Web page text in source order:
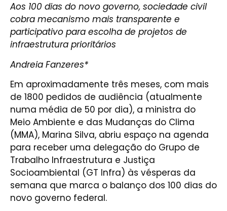
Aos 100 dias do novo governo, sociedade civil
cobra mecanismo mais transparente e
participativo para escolha de projetos de
infraestrutura prioritários
Andreia Fanzeres*
Em aproximadamente três meses, com mais
de 1800 pedidos de audiência (atualmente
numa média de 50 por dia), a ministra do
Meio Ambiente e das Mudanças do Clima
(MMA), Marina Silva, abriu espaço na agenda
para receber uma delegação do Grupo de
Trabalho Infraestrutura e Justiça
Socioambiental (GT Infra) às vésperas da
semana que marca o balanço dos 100 dias do
novo governo federal.